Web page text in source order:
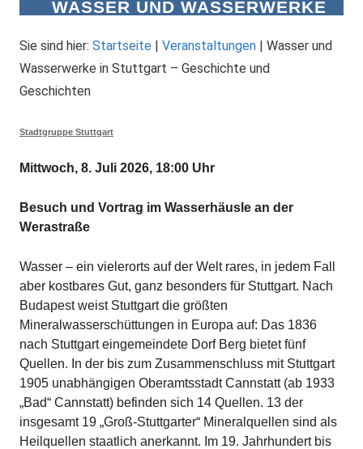
WASSER UND WASSERWERKE
UND GESCHICHTEN
Sie sind hier: Startseite | Veranstaltungen | Wasser und
Wasserwerke in Stuttgart – Geschichte und
Geschichten
Stadtgruppe Stuttgart
Mittwoch, 8. Juli 2026, 18:00 Uhr
Besuch und Vortrag im Wasserhäusle an der
Werastraße
Wasser – ein vielerorts auf der Welt rares, in jedem Fall
aber kostbares Gut, ganz besonders für Stuttgart. Nach
Budapest weist Stuttgart die größten
Mineralwasserschüttungen in Europa auf: Das 1836
nach Stuttgart eingemeindete Dorf Berg bietet fünf
Quellen. In der bis zum Zusammenschluss mit Stuttgart
1905 unabhängigen Oberamtsstadt Cannstatt (ab 1933
„Bad“ Cannstatt) befinden sich 14 Quellen. 13 der
insgesamt 19 „Groß-Stuttgarter“ Mineralquellen sind als
Heilquellen staatlich anerkannt. Im 19. Jahrhundert bis